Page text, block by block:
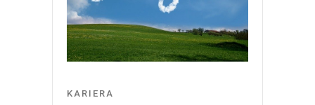
KARIERA